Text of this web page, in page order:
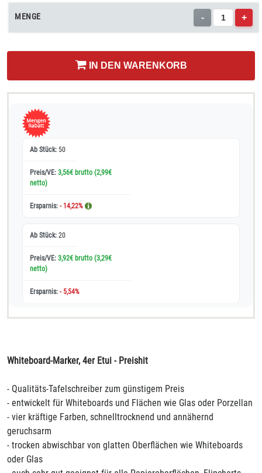
MENGE - +
IN DEN WARENKORB
50
3,56€ brutto (2,99€
netto)
- 14,22%
20
3,92€ brutto (3,29€
netto)
- 5,54%
Whiteboard-Marker, 4er Etui - Preishit
- Qualitäts-Tafelschreiber zum günstigem Preis
- entwickelt für Whiteboards und Flächen wie Glas oder Porzellan
- vier kräftige Farben, schnelltrocknend und annähernd
geruchsarm
- trocken abwischbar von glatten Oberflächen wie Whiteboards
oder Glas